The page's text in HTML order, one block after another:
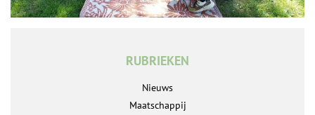
RUBRIEKEN
Nieuws
Maatschappij